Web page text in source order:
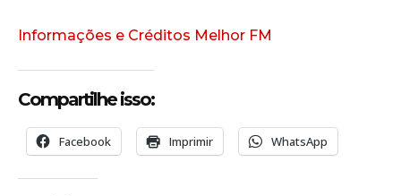
Informações e Créditos Melhor FM
Compartilhe isso:
Facebook Imprimir WhatsApp